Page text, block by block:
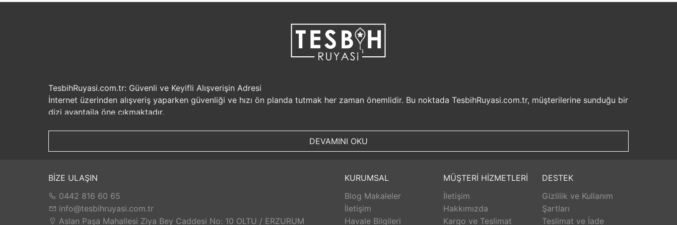
TesbihRuyasi.com.tr: Güvenli ve Keyifli Alışverişin Adresi
İnternet üzerinden alışveriş yaparken güvenliği ve hızı ön planda tutmak her zaman önemlidir. Bu noktada TesbihRuyasi.com.tr, müşterilerine sunduğu bir
dizi avantajla öne çıkmaktadır.
seçenekleri ile rahatça alışveriş yapabilirsiniz. Sizin için değerli olan bilgilerin güvende olduğunu bilerek, alışveriş deneyiminizi keyifli hale getirebilirsiniz.
Hızlı Kargo Hizmeti: Sipariş verdiğiniz ürünler, aynı gün kargolanarak size hızlı bir şekilde ulaştırılır. Bu sayede beklemek zorunda kalmadan istediğiniz
İade ve Değişim İmkanı: Memnuniyetsizlik durumunda TesbihRuyasi.com.tr,
ve değişim imkanı sunar. Aldığınız ürünü beğenmez veya istediğiniz gibi
değilse, kolayca iade edebilir veya değişim yapabilirsiniz. Bu sayede alışveriş deneyiminizde herhangi bir risk olmadan istediğiniz ürünü seçebilirsiniz.
Satış Sonrası Destek: TesbihRuyasi.com.tr, satın aldığınız ürünlerin arkasında durur ve satış sonrası destek sunar. Ürünlerle ilgili herhangi bir sorun
yaşarsanız veya yardıma ihtiyacınız olursa, müşteri hizmetleri ekibi size yardımcı olacaktır. Bu sayede alışverişinizin her aşamasında destek alabilirsiniz.
TesbihRuyasi.com.tr güvenli, hızlı ve müşteri odaklı bir alışveriş deneyimi sunar. Siz de bu avantajlardan yararlanarak keyifli bir alışveriş yapabilirsiniz.
DEVAMINI OKU
BİZE ULAŞIN
0442 816 60 65
info@tesbihruyasi.com.tr
Aslan Paşa Mahallesi Ziya Bey Caddesi No: 10 OLTU / ERZURUM
KURUMSAL
Blog Makaleler
İletişim
Havale Bilgileri
MÜŞTERİ HİZMETLERİ
İletişim
Hakkımızda
Kargo ve Teslimat
DESTEK
Gizlilik ve Kullanım
Şartları
Teslimat ve İade